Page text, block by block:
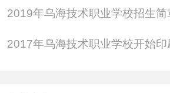
运行与控制、建筑工程施工、会计
开展岗前、岗位职业培训及职业技
2019年乌海技术职业学校招生简
2017年乌海技术职业学校开始印